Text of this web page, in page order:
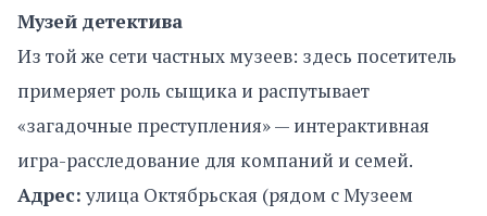
Музей детектива
Из той же сети частных музеев: здесь посетитель
примеряет роль сыщика и распутывает
«загадочные преступления» — интерактивная
игра-расследование для компаний и семей.
Адрес: улица Октябрьская (рядом с Музеем